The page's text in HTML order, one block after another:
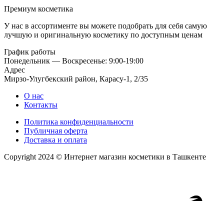
Премиум косметика
У нас в ассортименте вы можете подобрать для себя самую
лучшую и оригинальную косметику по доступным ценам
График работы
Понедельник — Воскресенье: 9:00-19:00
Адрес
Мирзо-Улугбекский район, Карасу-1, 2/35
О нас
Контакты
Политика конфиденциальности
Публичная оферта
Доставка и оплата
Copyright 2024 © Интернет магазин косметики в Ташкенте